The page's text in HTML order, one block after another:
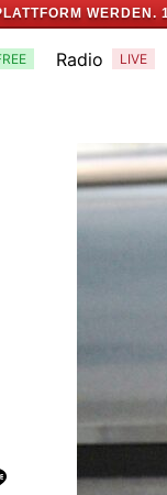
WERDEN.
Radio LIVE